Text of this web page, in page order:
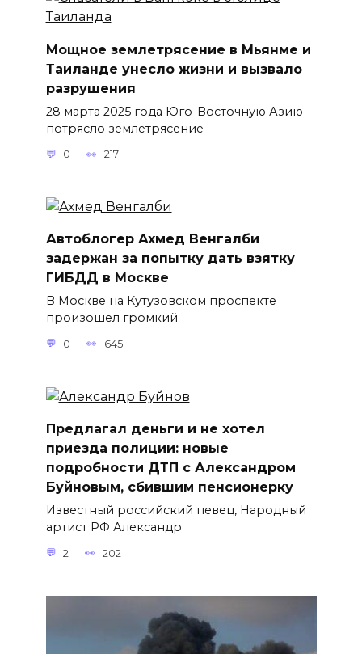
Мощное землетрясение в Мьянме и
Таиланде унесло жизни и вызвало
разрушения
28 марта 2025 года Юго-Восточную Азию
потрясло землетрясение
0 217
Автоблогер Ахмед Венгалби
задержан за попытку дать взятку
ГИБДД в Москве
В Москве на Кутузовском проспекте
произошел громкий
0 645
Предлагал деньги и не хотел
приезда полиции: новые
подробности ДТП с Александром
Буйновым, сбившим пенсионерку
Известный российский певец, Народный
артист РФ Александр
2 202